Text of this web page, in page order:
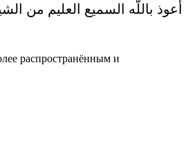
أعوذ باللّه السميع العليم من
распространённым и